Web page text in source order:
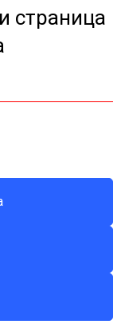
страница